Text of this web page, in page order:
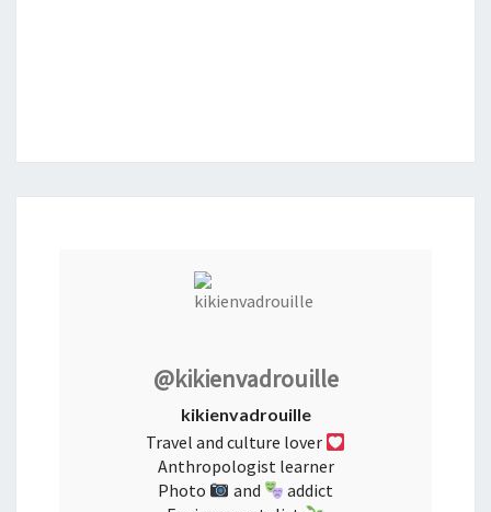
@kikienvadrouille
kikienvadrouille
Travel and culture lover
Anthropologist learner
Photo
and
addict